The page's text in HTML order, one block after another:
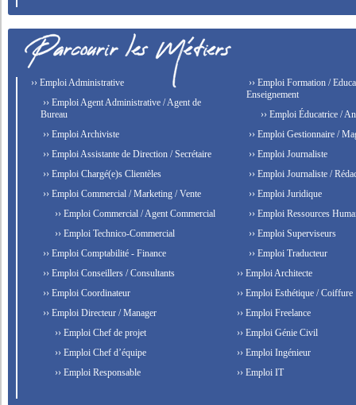
›› Emploi Administrative
›› Emploi Agent Administrative / Agent de
Bureau
›› Emploi Archiviste
›› Emploi Assistante de Direction / Secrétaire
›› Emploi Chargé(e)s Clientèles
›› Emploi Commercial / Marketing / Vente
›› Emploi Commercial / Agent Commercial
›› Emploi Technico-Commercial
›› Emploi Comptabilité - Finance
›› Emploi Conseillers / Consultants
›› Emploi Coordinateur
›› Emploi Directeur / Manager
›› Emploi Chef de projet
›› Emploi Chef d’équipe
›› Emploi Responsable
›› Emploi Formation /
Enseignement
›› Emploi Éducatrice /
›› Emploi Gestionnaire /
›› Emploi Journaliste
›› Emploi Journaliste /
›› Emploi Juridique
›› Emploi Ressources
›› Emploi Superviseurs
›› Emploi Traducteur
›› Emploi Architecte
›› Emploi Esthétique / Coiffure
›› Emploi Freelance
›› Emploi Génie Civil
›› Emploi Ingénieur
›› Emploi IT